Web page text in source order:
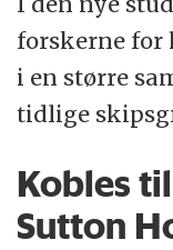
forskerne for
i en større
tidlige
Kobles
Sutton